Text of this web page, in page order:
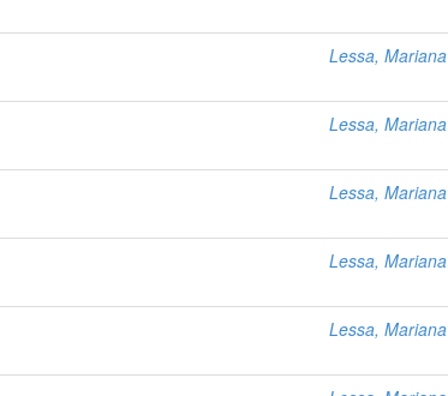
Lessa, Mariana
Lessa, Mariana
Lessa, Mariana
Lessa, Mariana
Lessa, Mariana